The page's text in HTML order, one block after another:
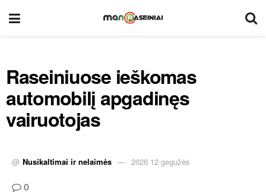
Raseiniuose ieškomas
automobilį apgadinęs
vairuotojas
@ Nusikaltimai ir nelaimės 2026 12 gegužės
0